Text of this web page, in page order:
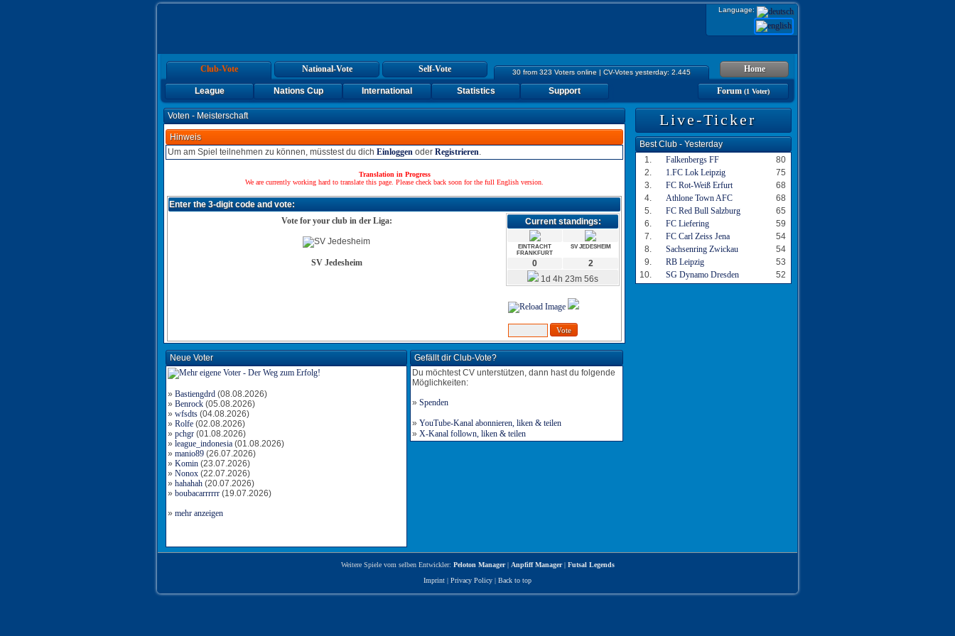
Language:
30 from 323 Voters online | CV-Votes yesterday: 2.445
Club-Vote National-Vote Self-Vote Home
Forum(1 Voter)
League Nations Cup International Statistics Support
Voten - Meisterschaft
Hinweis
Um am Spiel teilnehmen zu können, müsstest du dich Einloggen oder Registrieren.
Translation in Progress
We are currently working hard to translate this page. Please check back soon for the full English version.
Enter the 3-digit code and vote:
Vote for your club in der Liga:
SV Jedesheim
Current standings:
EINTRACHT
FRANKFURT
SV JEDESHEIM
0
2
1d 4h 23m 56s
Neue Voter
» Bastiengdrd (08.08.2026)
» Benrock (05.08.2026)
» wfsdts (04.08.2026)
» Rolfe (02.08.2026)
» pchgr (01.08.2026)
» league_indonesia (01.08.2026)
» manio89 (26.07.2026)
» Komin (23.07.2026)
» Nonox (22.07.2026)
» hahahah (20.07.2026)
» boubacarrrrrr (19.07.2026)
» mehr anzeigen
Gefällt dir Club-Vote?
Du möchtest CV unterstützen, dann hast du folgende
Möglichkeiten:
» Spenden
» YouTube-Kanal abonnieren, liken & teilen
» X-Kanal follown, liken & teilen
Live-Ticker
Best Club - Yesterday
1.
Falkenbergs FF
80
2.
1.FC Lok Leipzig
75
3.
FC Rot-Weiß Erfurt
68
4.
Athlone Town AFC
68
5.
FC Red Bull Salzburg
65
6.
FC Liefering
59
7.
FC Carl Zeiss Jena
54
8.
Sachsenring Zwickau
54
9.
RB Leipzig
53
10.
SG Dynamo Dresden 52
Weitere Spiele vom selben Entwickler: Peloton Manager| Anpfiff Manager| Futsal Legends
Imprint | Privacy Policy | Back to top